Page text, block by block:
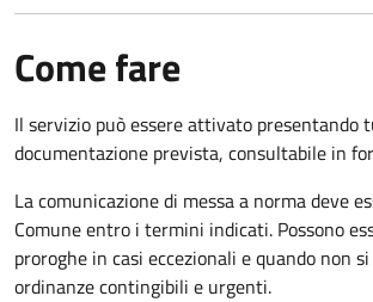
Come fare
Il servizio può essere attivato presentando
documentazione prevista, consultabile in
La comunicazione di messa a norma deve
Comune entro i termini indicati. Possono
proroghe in casi eccezionali e quando non
ordinanze contingibili e urgenti.